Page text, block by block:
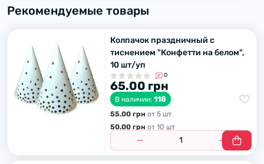
Рекомендуемые товары
Колпачок праздничный с
тиснением "Конфетти на белом",
10 шт/уп
0
65.00 грн
В наличии: 118
55.00 грн от 5 шт
50.00 грн от 10 шт